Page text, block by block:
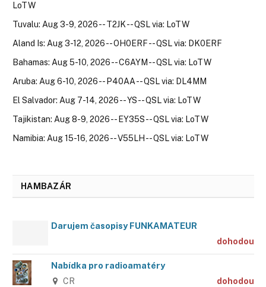
LoTW
Tuvalu: Aug 3-9, 2026 -- T2JK -- QSL via: LoTW
Aland Is: Aug 3-12, 2026 -- OH0ERF -- QSL via: DK0ERF
Bahamas: Aug 5-10, 2026 -- C6AYM -- QSL via: LoTW
Aruba: Aug 6-10, 2026 -- P40AA -- QSL via: DL4MM
El Salvador: Aug 7-14, 2026 -- YS -- QSL via: LoTW
Tajikistan: Aug 8-9, 2026 -- EY35S -- QSL via: LoTW
Namibia: Aug 15-16, 2026 -- V55LH -- QSL via: LoTW
HAMBAZÁR
Darujem časopisy FUNKAMATEUR
dohodou
Nabídka pro radioamatéry
CR dohodou